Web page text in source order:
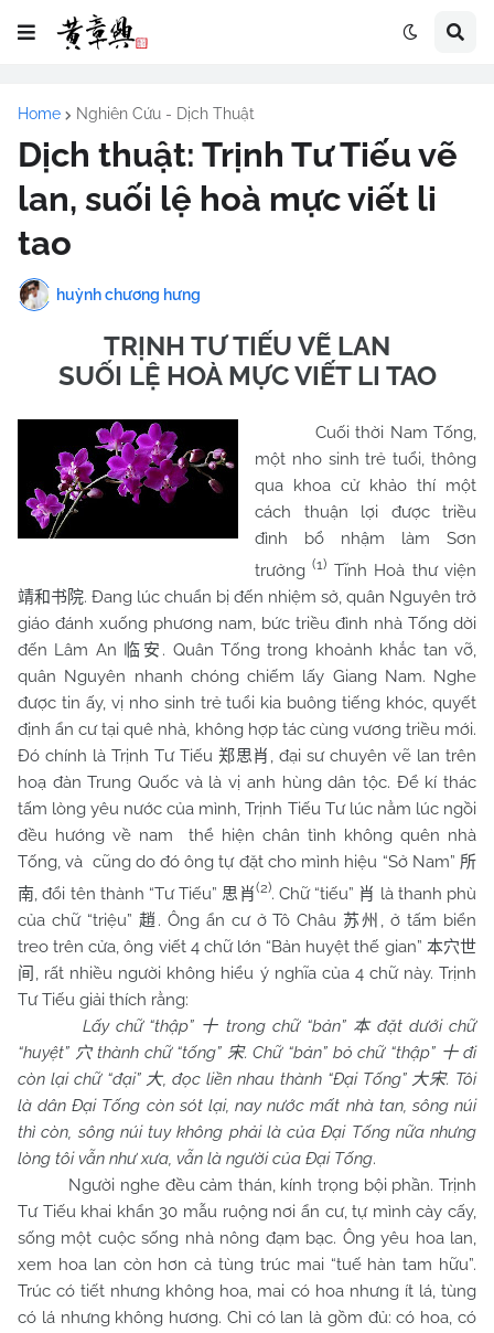
Home Nghiên Cứu - Dịch Thuật
Dịch thuật: Trịnh Tư Tiếu vẽ
lan, suối lệ hoà mực viết li
tao
huỳnh chương hưng
TRỊNH TƯ TIẾU VẼ LAN
SUỐI LỆ HOÀ MỰC VIẾT LI TAO
Cuối thời Nam Tống,
một nho sinh trẻ tuổi, thông
qua khoa cử khảo thí một
cách thuận lợi được triều
đình bổ nhậm làm Sơn
trưởng(1) Tĩnh Hoà thư viện
靖和书院. Đang lúc chuẩn bị đến nhiệm sở, quân Nguyên trở
giáo đánh xuống phương nam, bức triều đình nhà Tống dời
đến Lâm An
临安 . Quân Tống trong khoảnh khắc tan vỡ,
quân Nguyên nhanh chóng chiếm lấy Giang Nam. Nghe
được tin ấy, vị nho sinh trẻ tuổi kia buông tiếng khóc, quyết
định ẩn cư tại quê nhà, không hợp tác cùng vương triều mới.
Đó chính là Trịnh Tư Tiếu 郑思肖 , đại sư chuyên vẽ lan trên
hoạ đàn Trung Quốc và là vị anh hùng dân tộc. Để kí thác
tấm lòng yêu nước của mình, Trịnh Tiếu Tư lúc nằm lúc ngồi
đều hướng về nam thể hiện chân tình không quên nhà
Tống, và cũng do đó ông tự đặt cho mình hiệu “Sở Nam” 所
南, đổi tên thành “Tư Tiếu” 思肖(2). Chữ “tiếu” 肖 là thanh phù
của chữ “triệu” 趙 . Ông ẩn cư ở Tô Châu 苏州 , ở tấm biển
treo trên cửa, ông viết 4 chữ lớn “Bản huyệt thế gian” 本穴世
间 , rất nhiều người không hiểu ý nghĩa của 4 chữ này. Trịnh
Tư Tiếu giải thích rằng:
Lấy chữ “thập” 十 trong chữ “bản” 本đặt dưới chữ
“huyệt” 穴thành chữ “tống”宋. Chữ “bản” bỏ chữ “thập” 十đi
còn lại chữ “đại” 大, đọc liền nhau thành “Đại Tống” 大宋. Tôi
là dân Đại Tống còn sót lại, nay nước mất nhà tan, sông núi
thì còn, sông núi tuy không phải là của Đại Tống nữa nhưng
lòng tôi vẫn như xưa, vẫn là người của Đại Tống.
Người nghe đều cảm thán, kính trọng bội phần. Trịnh
Tư Tiếu khai khẩn 30 mẫu ruộng nơi ẩn cư, tự mình cày cấy,
sống một cuộc sống nhà nông đạm bạc. Ông yêu hoa lan,
xem hoa lan còn hơn cả tùng trúc mai “tuế hàn tam hữu”.
Trúc có tiết nhưng không hoa, mai có hoa nhưng ít lá, tùng
có lá nhưng không hương. Chỉ có lan là gồm đủ: có hoa, có